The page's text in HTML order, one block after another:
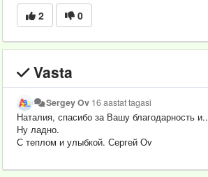
2 0
Vasta
Sergey Ov 16 aastat tagasi
Наталия, спасибо за Вашу благодарность и..
Ну ладно.
С теплом и улыбкой. Сергей Оv